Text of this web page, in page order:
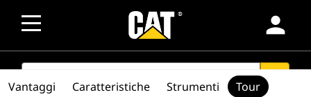
person
SEARCH search
Vantaggi Caratteristiche Strumenti Tour